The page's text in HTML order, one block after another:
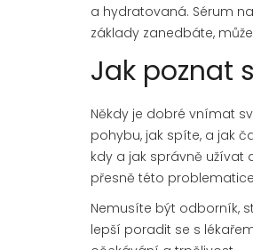
a hydratovaná. Sérum
základy zanedbáte,
Jak poznat
Někdy je dobré vnímat
pohybu, jak spíte, a jak
kdy a jak správně užívat
přesně této
Nemusíte být odborník,
lepší poradit se s